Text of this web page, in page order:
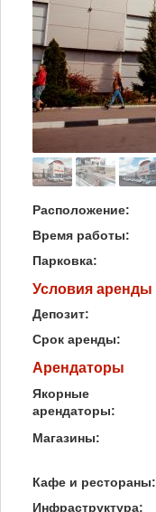
Расположение:
Время работы:
Парковка:
Условия аренды
Депозит:
Срок аренды:
Арендаторы
Якорные
арендаторы:
Магазины:
Кафе и рестораны:
Инфраструктура: